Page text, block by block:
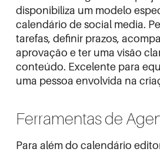
disponibiliza um modelo
calendário de social media.
tarefas, definir prazos,
aprovação e ter uma visão
conteúdo. Excelente para
uma pessoa envolvida na
Ferramentas de
Para além do calendário